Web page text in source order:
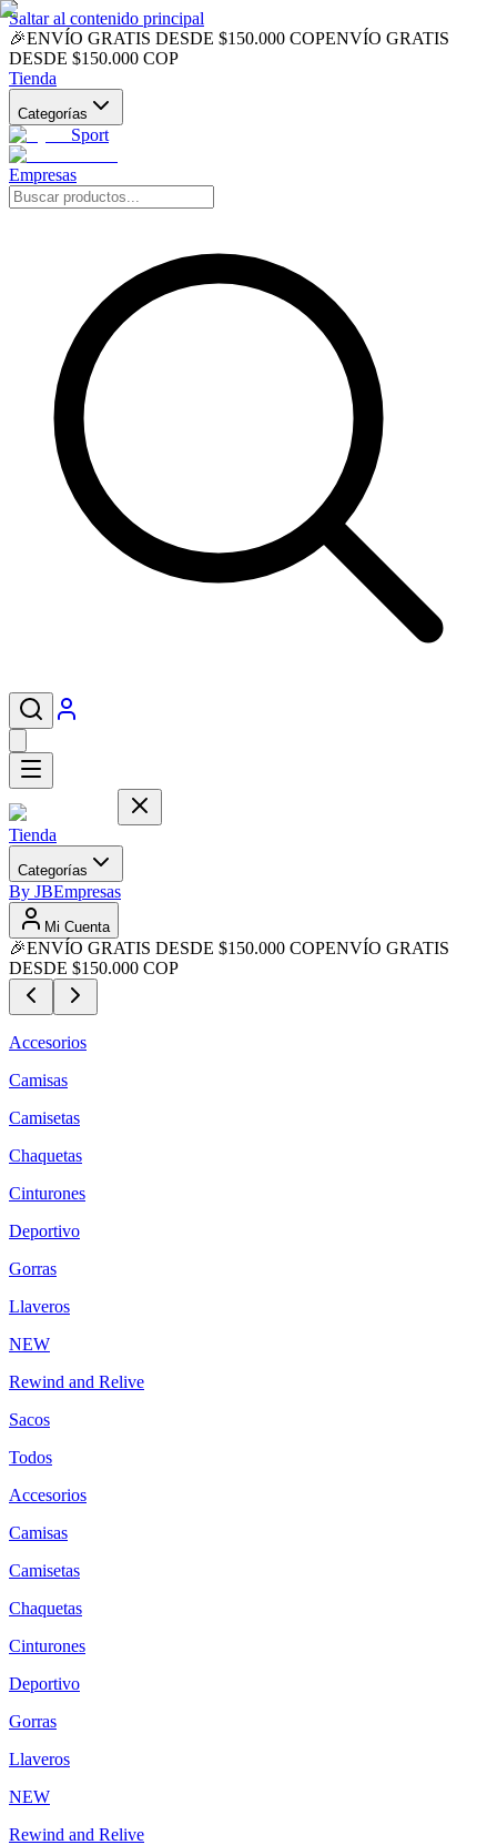
Saltar al contenido principal
🎉ENVÍO GRATIS DESDE $150.000 COPENVÍO GRATIS
DESDE $150.000 COP
Tienda
Categorías
Sport
Empresas
Tienda
Categorías
By JBEmpresas
Mi Cuenta
🎉ENVÍO GRATIS DESDE $150.000 COPENVÍO GRATIS
DESDE $150.000 COP
Accesorios
Camisas
Camisetas
Chaquetas
Cinturones
Deportivo
Gorras
Llaveros
NEW
Rewind and Relive
Sacos
Todos
Accesorios
Camisas
Camisetas
Chaquetas
Cinturones
Deportivo
Gorras
Llaveros
NEW
Rewind and Relive